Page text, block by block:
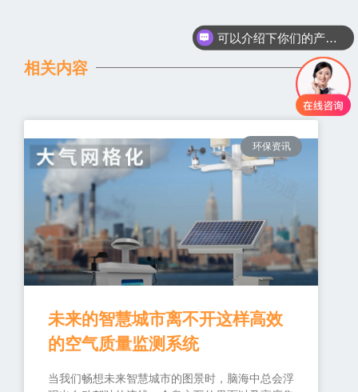
相关内容
环保资讯
未来的智慧城市离不开这样高效
的空气质量监测系统
当我们畅想未来智慧城市的图景时，脑海中总会浮
可以介绍下你们的产品么